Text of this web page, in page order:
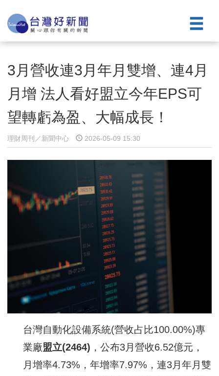
3月營收連3月年月雙增、連4月
月增 法人看好盟立今年EPS可
望轉虧為盈、大幅成長！
理財周刊／新聞中心 2026-05-09 15:30
台灣自動化設備系統(營收占比100.00%)專
業廠盟立(2464) ，公布3月營收6.52億元，
月增率4.73%，年增率7.97%，連3月年月雙